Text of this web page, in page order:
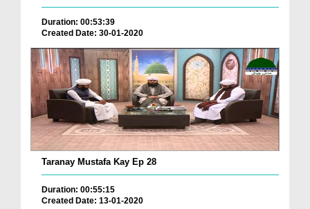
Duration: 00:53:39
Created Date: 30-01-2020
Taranay Mustafa Kay Ep 28
Duration: 00:55:15
Created Date: 13-01-2020